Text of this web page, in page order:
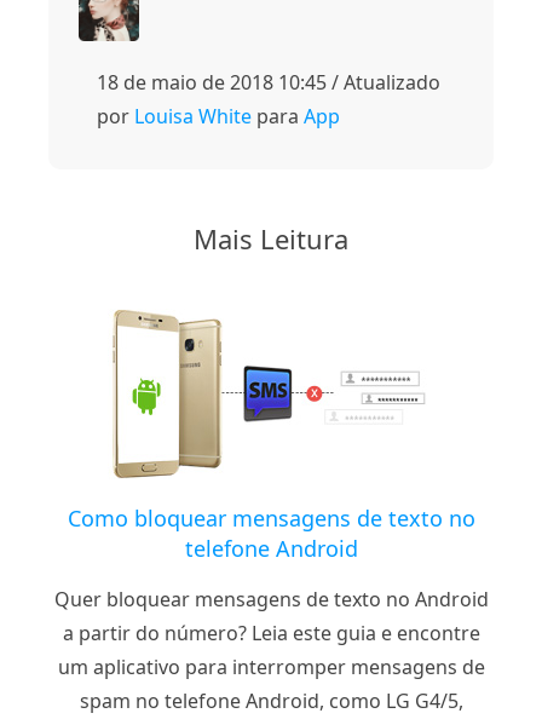
18 de maio de 2018 10:45 / Atualizado
por Louisa White para App
Mais Leitura
Como bloquear mensagens de texto no
telefone Android
Quer bloquear mensagens de texto no Android
a partir do número? Leia este guia e encontre
um aplicativo para interromper mensagens de
spam no telefone Android, como LG G4/5,